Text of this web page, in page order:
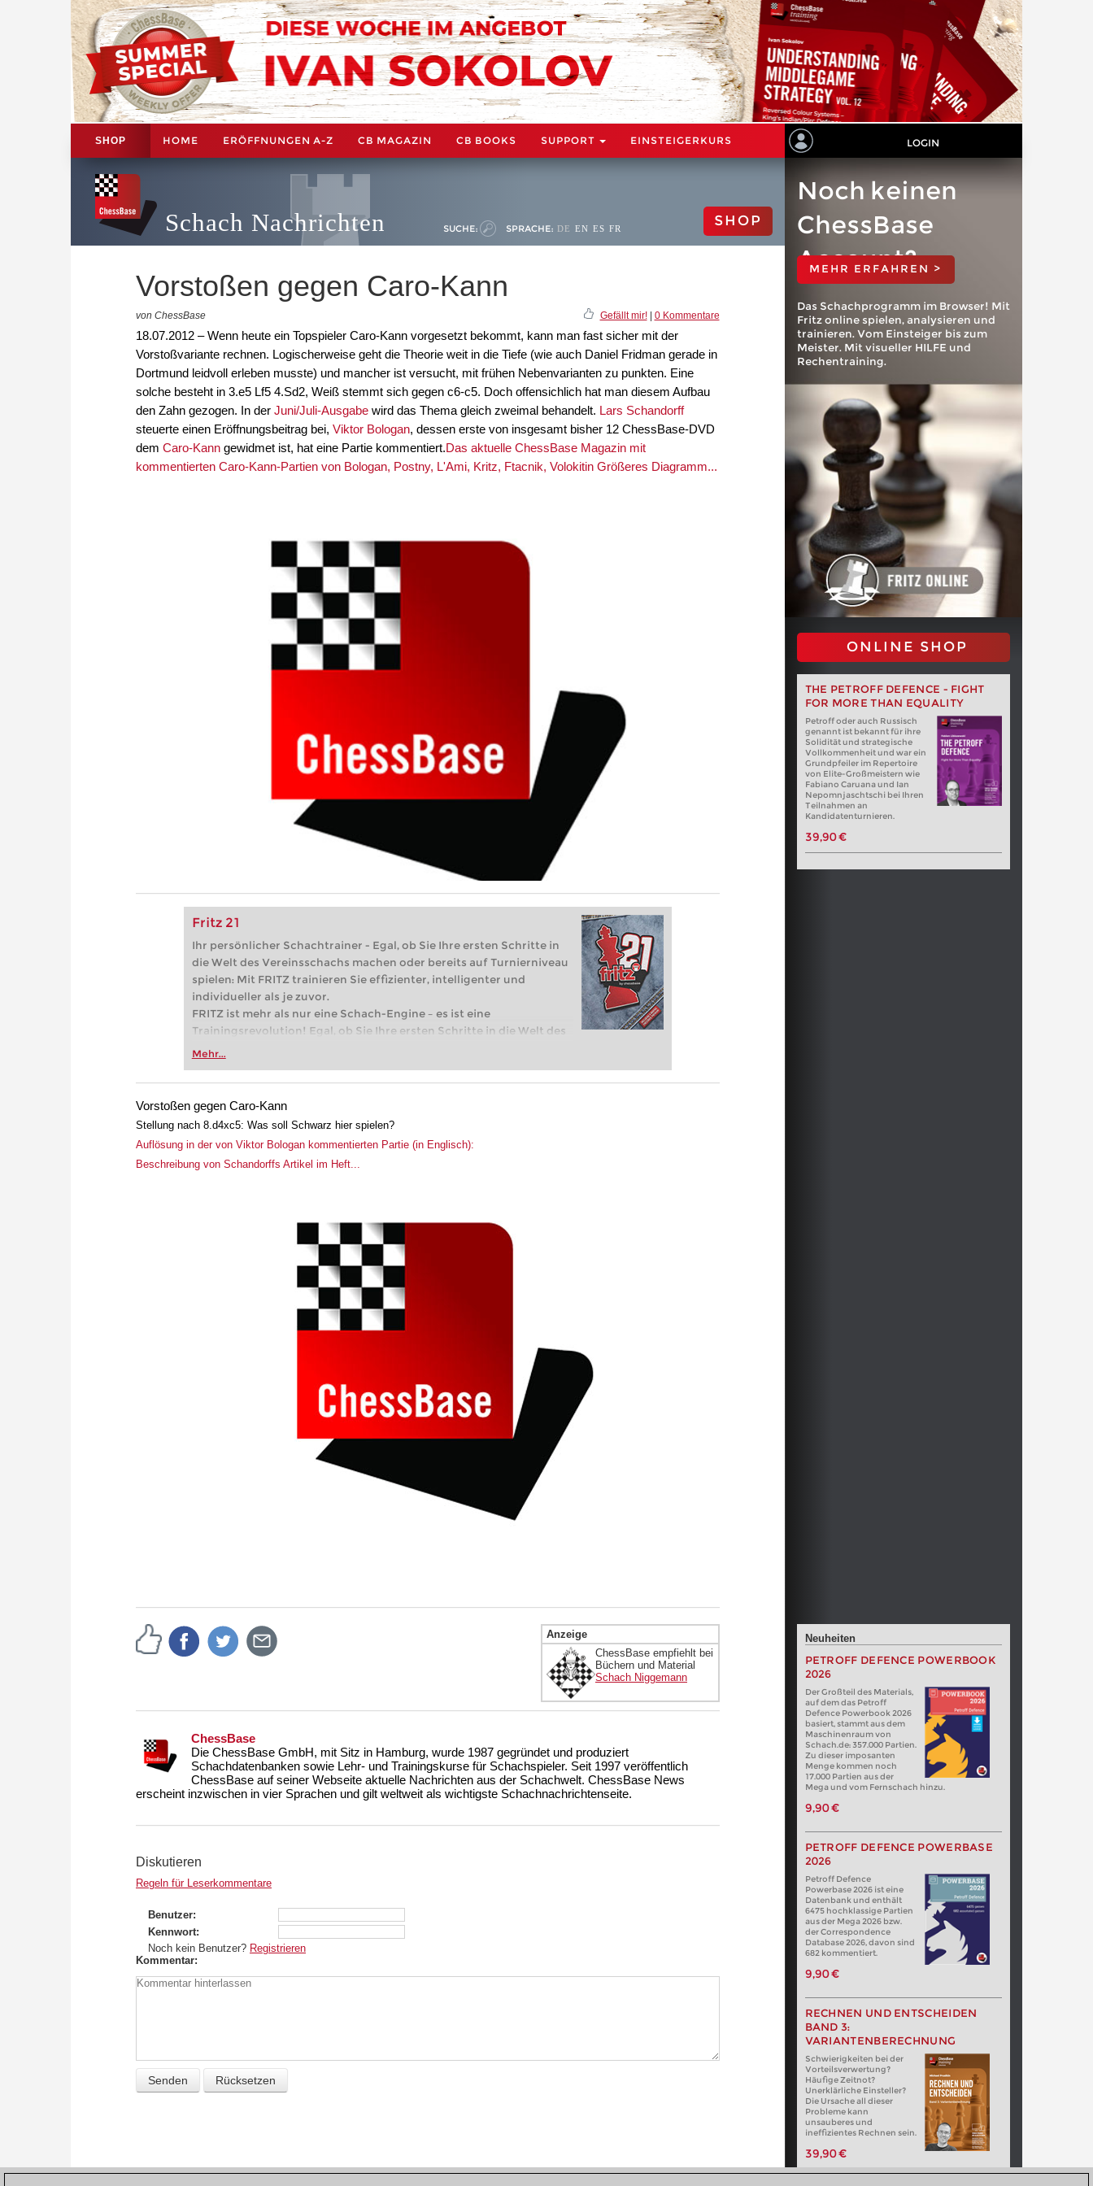
SHOP HOME ERÖFFNUNGEN A-Z CB MAGAZIN CB BOOKS SUPPORT EINSTEIGERKURS LOGIN
Schach Nachrichten SUCHE: SPRACHE: DE EN ES FR SHOP
Vorstoßen gegen Caro-Kann
von ChessBase Gefällt mir!| 0 Kommentare
18.07.2012 – Wenn heute ein Topspieler Caro-Kann vorgesetzt bekommt, kann man fast sicher mit der
Vorstoßvariante rechnen. Logischerweise geht die Theorie weit in die Tiefe (wie auch Daniel Fridman gerade in
Dortmund leidvoll erleben musste) und mancher ist versucht, mit frühen Nebenvarianten zu punkten. Eine
solche besteht in 3.e5 Lf5 4.Sd2, Weiß stemmt sich gegen c6-c5. Doch offensichlich hat man diesem Aufbau
den Zahn gezogen. In der Juni/Juli-Ausgabe wird das Thema gleich zweimal behandelt. Lars Schandorff
steuerte einen Eröffnungsbeitrag bei, Viktor Bologan, dessen erste von insgesamt bisher 12 ChessBase-DVD
dem Caro-Kann gewidmet ist, hat eine Partie kommentiert.Das aktuelle ChessBase Magazin mit
kommentierten Caro-Kann-Partien von Bologan, Postny, L'Ami, Kritz, Ftacnik, Volokitin Größeres Diagramm...
Fritz 21
Ihr persönlicher Schachtrainer - Egal, ob Sie Ihre ersten Schritte in
die Welt des Vereinsschachs machen oder bereits auf Turnierniveau
spielen: Mit FRITZ trainieren Sie effizienter, intelligenter und
individueller als je zuvor.
FRITZ ist mehr als nur eine Schach-Engine – es ist eine
Trainingsrevolution! Egal, ob Sie Ihre ersten Schritte in die Welt des
Vereinsschachs machen oder bereits auf Turnierniveau spielen: Mit
zuvor.
Mehr...
Noch keinen
ChessBase
Account?
MEHR ERFAHREN >
Das Schachprogramm im Browser! Mit
Fritz online spielen, analysieren und
trainieren. Vom Einsteiger bis zum
Meister. Mit visueller HILFE und
Rechentraining.
ONLINE SHOP
THE PETROFF DEFENCE - FIGHT
FOR MORE THAN EQUALITY
Petroff oder auch Russisch
genannt ist bekannt für ihre
Solidität und strategische
Vollkommenheit und war ein
Grundpfeiler im Repertoire
von Elite-Großmeistern wie
Fabiano Caruana und Ian
Nepomnjaschtschi bei Ihren
Teilnahmen an
Kandidatenturnieren.
39,90 €
Vorstoßen gegen Caro-Kann
Stellung nach 8.d4xc5: Was soll Schwarz hier spielen?
Auflösung in der von Viktor Bologan kommentierten Partie (in Englisch):
Beschreibung von Schandorffs Artikel im Heft...
Anzeige
ChessBase empfiehlt bei
Büchern und Material
Schach Niggemann
ChessBase
Die ChessBase GmbH, mit Sitz in Hamburg, wurde 1987 gegründet und produziert
Schachdatenbanken sowie Lehr- und Trainingskurse für Schachspieler. Seit 1997 veröffentlich
ChessBase auf seiner Webseite aktuelle Nachrichten aus der Schachwelt. ChessBase News
erscheint inzwischen in vier Sprachen und gilt weltweit als wichtigste Schachnachrichtenseite.
Diskutieren
Regeln für Leserkommentare
Benutzer
Kennwort
Noch kein Benutzer? Registrieren
Kommentar
Neuheiten
PETROFF DEFENCE POWERBOOK
2026
Der Großteil des Materials,
auf dem das Petroff
Defence Powerbook 2026
basiert, stammt aus dem
Maschinenraum von
Schach.de: 357.000 Partien.
Zu dieser imposanten
Menge kommen noch
17.000 Partien aus der
Mega und vom Fernschach hinzu.
9,90 €
PETROFF DEFENCE POWERBASE
2026
Petroff Defence
Powerbase 2026 ist eine
Datenbank und enthält
6475 hochklassige Partien
aus der Mega 2026 bzw.
der Correspondence
Database 2026, davon sind
682 kommentiert.
9,90 €
RECHNEN UND ENTSCHEIDEN
BAND 3:
VARIANTENBERECHNUNG
Schwierigkeiten bei der
Vorteilsverwertung?
Häufige Zeitnot?
Unerklärliche Einsteller?
Die Ursache all dieser
Probleme kann
unsauberes und
ineffizientes Rechnen sein.
39,90 €